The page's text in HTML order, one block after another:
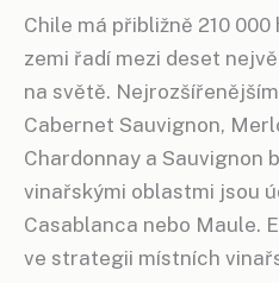
Chile má přibližně 210
zemi řadí mezi deset
na světě.
Cabernet Sauvignon,
Chardonnay a Sauvignon
vinařskými oblastmi jsou
Casablanca nebo Maule.
ve strategii místních